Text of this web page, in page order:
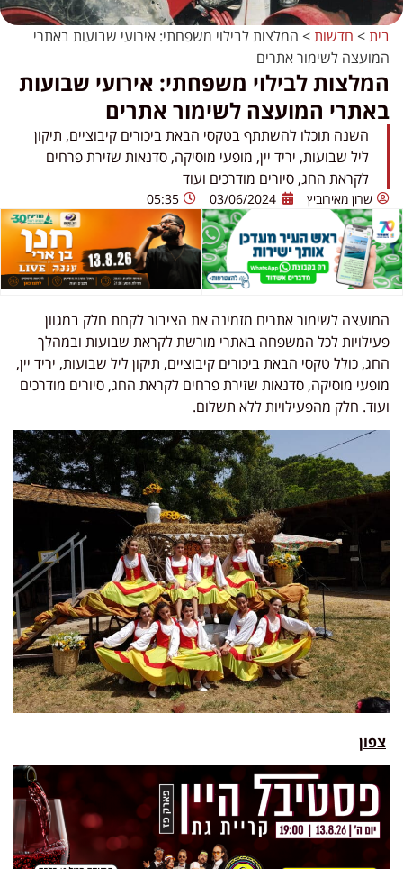
בית> חדשות> המלצות לבילוי משפחתי: אירועי שבועות באתרי
המועצה לשימור אתרים
המלצות לבילוי משפחתי: אירועי שבועות
באתרי המועצה לשימור אתרים
השנה תוכלו להשתתף בטקסי הבאת ביכורים קיבוציים, תיקון
ליל שבועות, יריד יין, מופעי מוסיקה, סדנאות שזירת פרחים
לקראת החג, סיורים מודרכים ועוד
שרון מאירוביץ 03/06/2024
05:35
המועצה לשימור אתרים מזמינה את הציבור לקחת חלק במגוון
פעילויות לכל המשפחה באתרי מורשת לקראת שבועות ובמהלך
החג, כולל טקסי הבאת ביכורים קיבוציים, תיקון ליל שבועות, יריד יין,
מופעי מוסיקה, סדנאות שזירת פרחים לקראת החג, סיורים מודרכים
ועוד. חלק מהפעילויות ללא תשלום.
צפון